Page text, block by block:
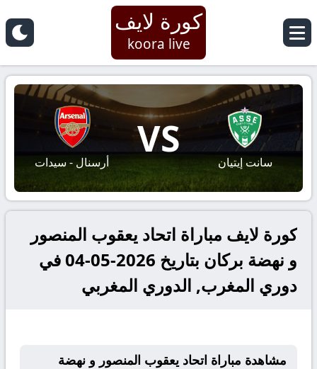
كورة لايف
koora live
سانت إيتيان
VS
أرسنال - سيدات
كورة لايف مباراة اتحاد يعقوب المنصور
و نهضة بركان بتاريخ 2026-05-04 في
دوري المغرب, الدوري المغربي
مشاهدة مباراة اتحاد يعقوب المنصور و نهضة